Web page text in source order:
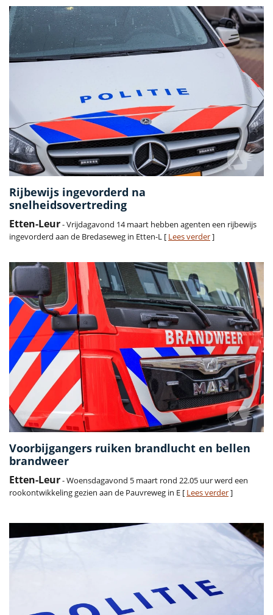
Rijbewijs ingevorderd na
snelheidsovertreding
Etten-Leur- Vrijdagavond 14 maart hebben agenten een rijbewijs
ingevorderd aan de Bredaseweg in Etten-L [ Lees verder]
Voorbijgangers ruiken brandlucht en bellen
brandweer
Etten-Leur- Woensdagavond 5 maart rond 22.05 uur werd een
rookontwikkeling gezien aan de Pauvreweg in E [ Lees verder]